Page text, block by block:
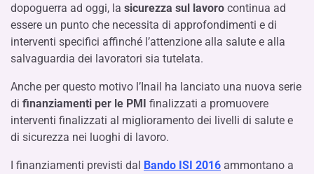
dopoguerra ad oggi, la sicurezza sul lavoro continua ad
essere un punto che necessita di approfondimenti e di
interventi specifici affinché l’attenzione alla salute e alla
salvaguardia dei lavoratori sia tutelata.
Anche per questo motivo l’Inail ha lanciato una nuova serie
di finanziamenti per le PMI finalizzati a promuovere
interventi finalizzati al miglioramento dei livelli di salute e
di sicurezza nei luoghi di lavoro.
I finanziamenti previsti dal Bando ISI 2016 ammontano a